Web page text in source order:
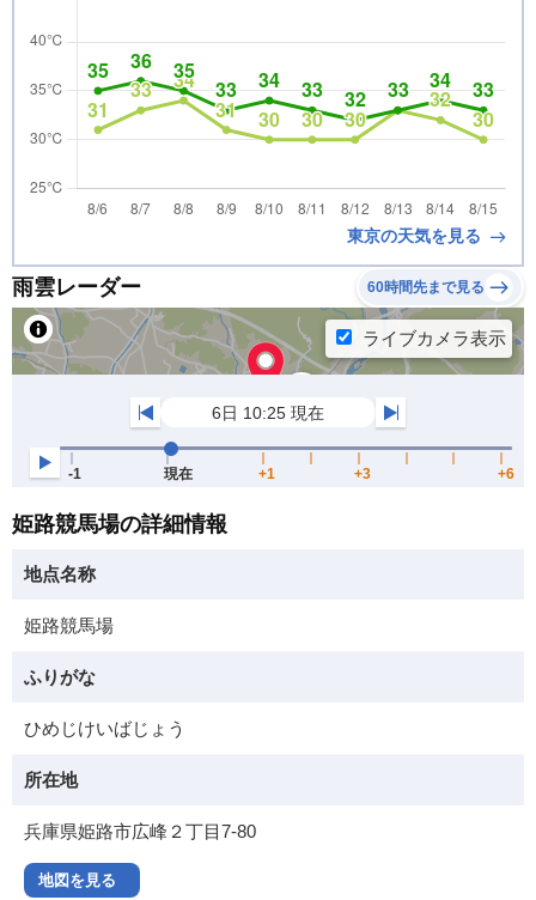
東京の天気を見る
雨雲レーダー 60時間先まで見る
姫路競馬場の詳細情報
地点名称
姫路競馬場
ふりがな
ひめじけいばじょう
所在地
兵庫県姫路市広峰２丁目7-80
地図を見る